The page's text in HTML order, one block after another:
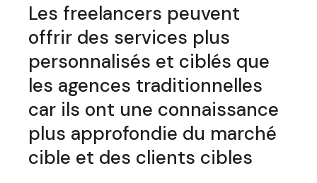
Les freelancers peuvent
offrir des services plus
personnalisés et ciblés que
les agences traditionnelles
car ils ont une connaissance
plus approfondie du marché
cible et des clients cibles